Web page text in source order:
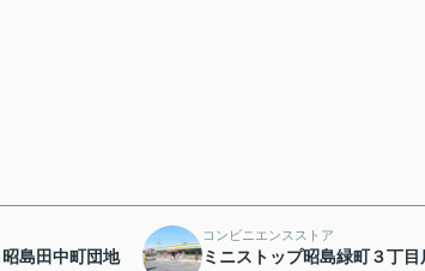
島田中町団地
コンビニエンスストア
ミニストップ昭島緑町３丁目